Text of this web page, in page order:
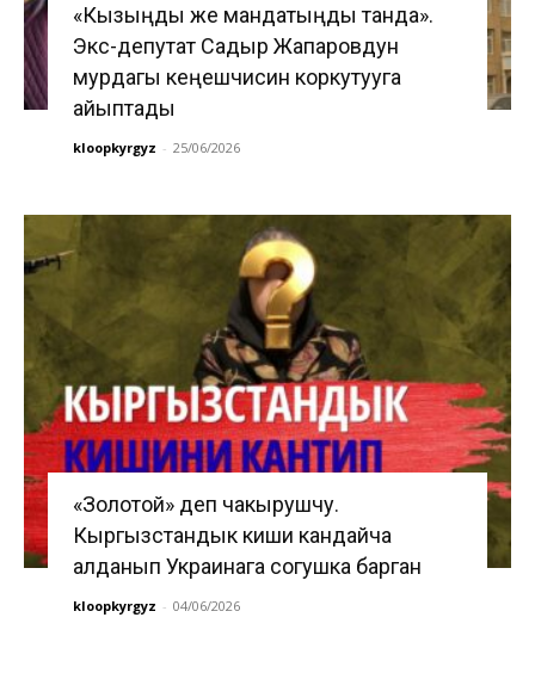
«Кызыңды же мандатыңды танда».
Экс-депутат Садыр Жапаровдун
мурдагы кеңешчисин коркутууга
айыптады
kloopkyrgyz - 25/06/2026
«Золотой» деп чакырушчу.
Кыргызстандык киши кандайча
алданып Украинага согушка барган
kloopkyrgyz - 04/06/2026